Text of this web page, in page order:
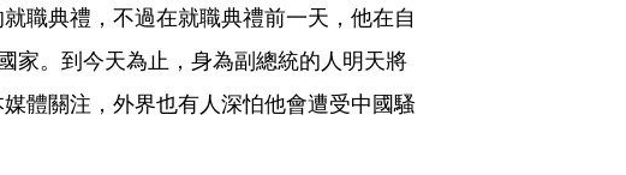
職典禮，不過在就職典禮前一天，他在自
家。到今天為止，身為副總統的人明天將
體關注，外界也有人深怕他會遭受中國騷